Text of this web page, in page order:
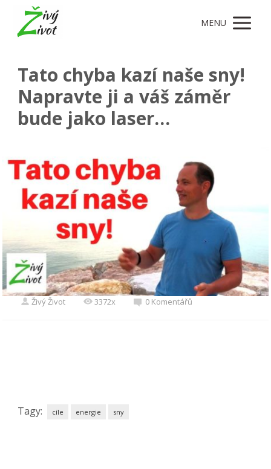
MENU
Tato chyba kazí naše sny!
Napravte ji a váš záměr
bude jako laser…
Živý Život 3372x 0 Komentářů
Tagy: cíle energie sny